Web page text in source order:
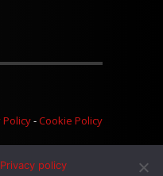
Privacy policy